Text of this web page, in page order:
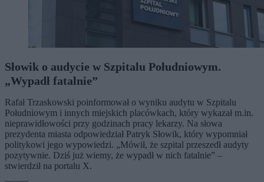
Słowik o audycie w Szpitalu Południowym.
„Wypadł fatalnie”
Rafał Trzaskowski poinformował o wyniku audytu w Szpitalu
Południowym i innych miejskich placówkach, który wykazał m.in.
nieprawidłowości przy godzinach pracy lekarzy. Na słowa
prezydenta miasta odpowiedział Patryk Słowik, który wypomniał
politykowi jego wypowiedzi. „Mówił, że szpital przeszedł audyty
pozytywnie. Dziś już wiemy, że wypadł w nich fatalnie” –
stwierdził na portalu X.